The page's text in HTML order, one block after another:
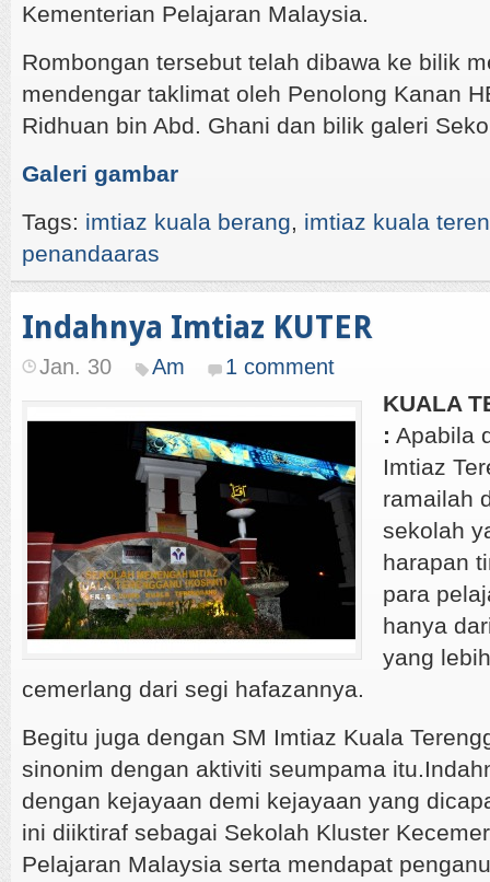
Kementerian Pelajaran Malaysia.
Rombongan tersebut telah dibawa ke bilik
mendengar taklimat oleh Penolong Kanan
Ridhuan bin Abd. Ghani dan bilik galeri
Galeri gambar
Tags: imtiaz kuala berang, imtiaz kuala
penandaaras
Indahnya Imtiaz KUTER
Jan. 30 Am 1 comment
KUALA
: Apabila
Imtiaz
ramailah
sekolah
harapan
para
hanya
yang
cemerlang dari segi hafazannya.
Begitu juga dengan SM Imtiaz Kuala
sinonim dengan aktiviti seumpama
dengan kejayaan demi kejayaan yang
ini diiktiraf sebagai Sekolah Kluster
Pelajaran Malaysia serta mendapat